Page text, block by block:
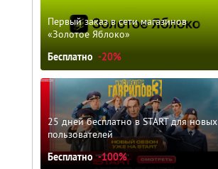
Первый заказ в сети магазинов
«Золотое Яблоко»
Бесплатно -20%
25 дней бесплатно в START для новых
пользователей
Бесплатно -100%